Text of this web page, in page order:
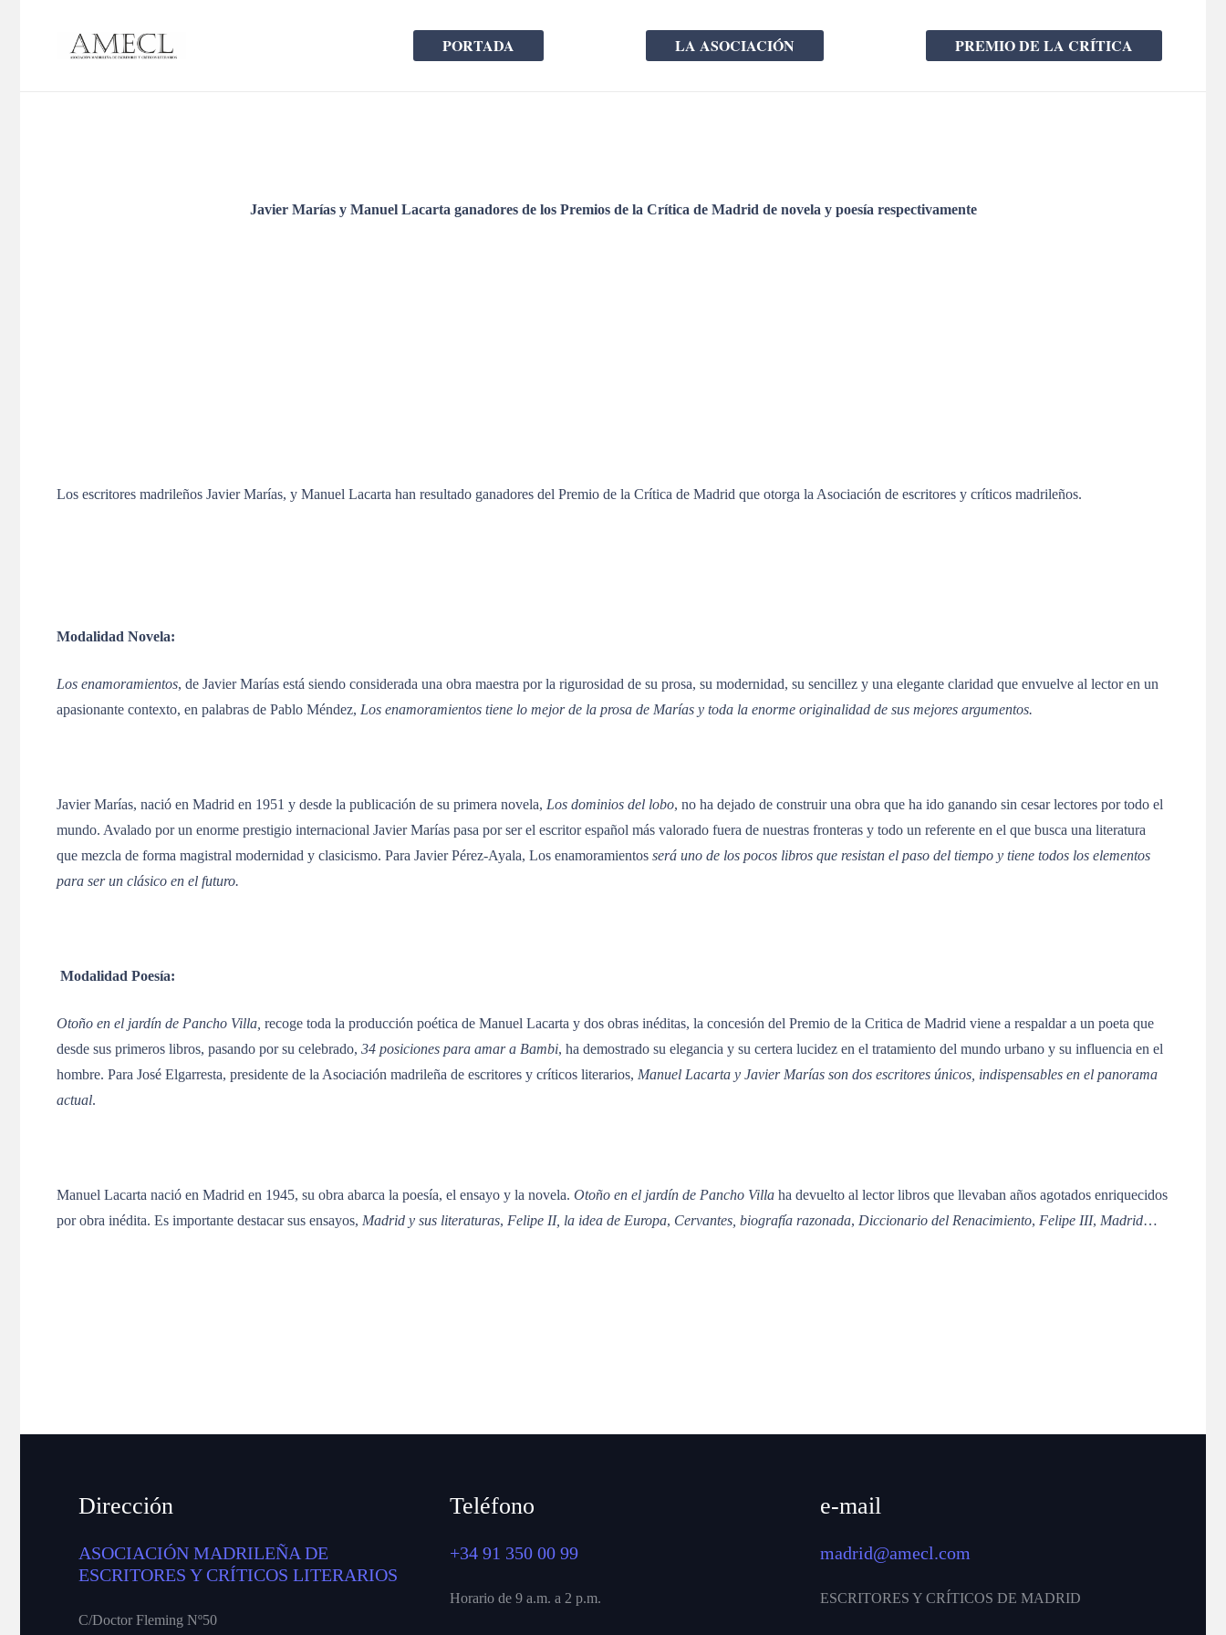
PORTADA LA ASOCIACIÓN PREMIO DE LA CRÍTICA
Javier Marías y Manuel Lacarta ganadores de los Premios de la Crítica de Madrid de novela y poesía respectivamente
Los escritores madrileños Javier Marías, y Manuel Lacarta han resultado ganadores del Premio de la Crítica de Madrid que otorga la Asociación de escritores y críticos madrileños.
Modalidad Novela:
Los enamoramientos, de Javier Marías está siendo considerada una obra maestra por la rigurosidad de su prosa, su modernidad, su sencillez y una elegante claridad que envuelve al lector en un
apasionante contexto, en palabras de Pablo Méndez, Los enamoramientos tiene lo mejor de la prosa de Marías y toda la enorme originalidad de sus mejores argumentos.
Javier Marías, nació en Madrid en 1951 y desde la publicación de su primera novela, Los dominios del lobo, no ha dejado de construir una obra que ha ido ganando sin cesar lectores por todo el
mundo. Avalado por un enorme prestigio internacional Javier Marías pasa por ser el escritor español más valorado fuera de nuestras fronteras y todo un referente en el que busca una literatura
que mezcla de forma magistral modernidad y clasicismo. Para Javier Pérez-Ayala, Los enamoramientos será uno de los pocos libros que resistan el paso del tiempo y tiene todos los elementos
para ser un clásico en el futuro.
Modalidad Poesía:
Otoño en el jardín de Pancho Villa, recoge toda la producción poética de Manuel Lacarta y dos obras inéditas, la concesión del Premio de la Critica de Madrid viene a respaldar a un poeta que
desde sus primeros libros, pasando por su celebrado, 34 posiciones para amar a Bambi, ha demostrado su elegancia y su certera lucidez en el tratamiento del mundo urbano y su influencia en el
hombre. Para José Elgarresta, presidente de la Asociación madrileña de escritores y críticos literarios, Manuel Lacarta y Javier Marías son dos escritores únicos, indispensables en el panorama
actual.
Manuel Lacarta nació en Madrid en 1945, su obra abarca la poesía, el ensayo y la novela. Otoño en el jardín de Pancho Villa ha devuelto al lector libros que llevaban años agotados enriquecidos
por obra inédita. Es importante destacar sus ensayos, Madrid y sus literaturas, Felipe II, la idea de Europa, Cervantes, biografía razonada, Diccionario del Renacimiento, Felipe III, Madrid…
Dirección
ASOCIACIÓN MADRILEÑA DE
ESCRITORES Y CRÍTICOS LITERARIOS
C/Doctor Fleming Nº50
Teléfono
+34 91 350 00 99
Horario de 9 a.m. a 2 p.m.
e-mail
madrid@amecl.com
ESCRITORES Y CRÍTICOS DE MADRID